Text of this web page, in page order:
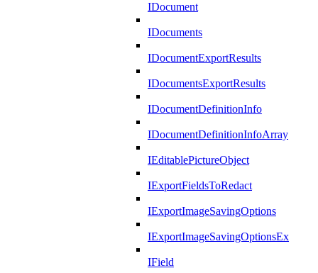
IDocument
IDocuments
IDocumentExportResults
IDocumentsExportResults
IDocumentDefinitionInfo
IDocumentDefinitionInfoArray
IEditablePictureObject
IExportFieldsToRedact
IExportImageSavingOptions
IExportImageSavingOptionsEx
IField